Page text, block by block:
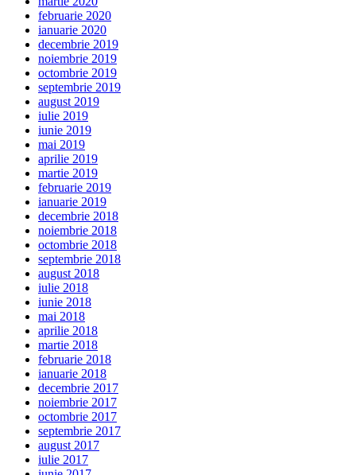
februarie 2020
ianuarie 2020
decembrie 2019
noiembrie 2019
octombrie 2019
septembrie 2019
august 2019
iulie 2019
iunie 2019
mai 2019
aprilie 2019
martie 2019
februarie 2019
ianuarie 2019
decembrie 2018
noiembrie 2018
octombrie 2018
septembrie 2018
august 2018
iulie 2018
iunie 2018
mai 2018
aprilie 2018
martie 2018
februarie 2018
ianuarie 2018
decembrie 2017
noiembrie 2017
octombrie 2017
septembrie 2017
august 2017
iulie 2017